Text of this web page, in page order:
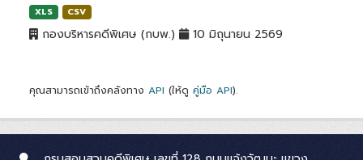
XLS CSV
กองบริหารคดีพิเศษ (กบพ.) 10 มิถุนายน 2569
คุณสามารถเข้าถึงคลังทาง API (ให้ดู คู่มือ API).